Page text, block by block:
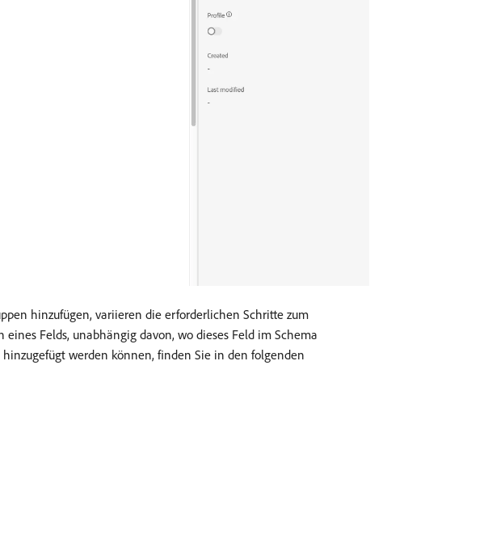
hinzufügen, variieren die erforderlichen Schritte zum
Felds, unabhängig davon, wo dieses Feld im Schema
werden können, finden Sie in den folgenden